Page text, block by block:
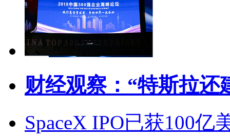
财经观察：“特斯拉还
SpaceX IPO已获100